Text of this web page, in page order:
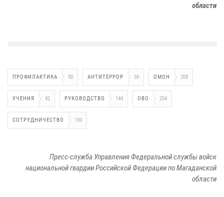
области
ПРОФИЛАКТИКА 50 АНТИТЕРРОР 59 ОМОН 208
УЧЕНИЯ 42 РУКОВОДСТВО 144 ОВО 254
СОТРУДНИЧЕСТВО 130
Пресс-служба Управления Федеральной службы войск
национальной гвардии Российской Федерации по Магаданской
области